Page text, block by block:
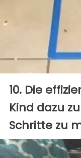
10. Die
Kind dazu
Schritte zu